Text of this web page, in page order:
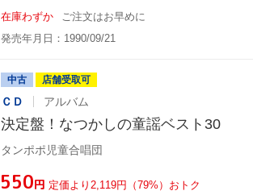
在庫わずか
ご注文はお早めに
発売年月日：1990/09/21
中古 店舗受取可
ＣＤ アルバム
決定盤！なつかしの童謡ベスト30
タンポポ児童合唱団
¥550円 定価より2,119円（79%）おトク